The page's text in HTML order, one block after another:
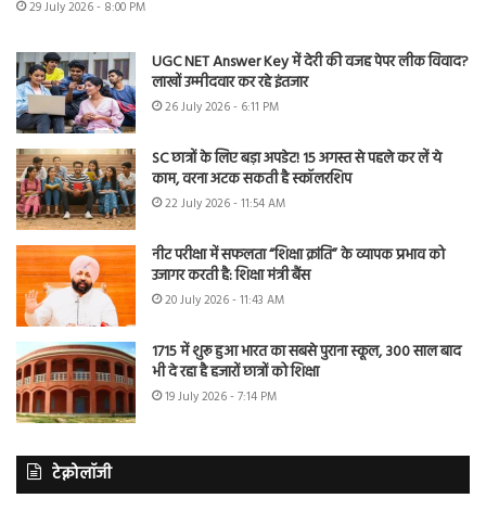
29 July 2026 - 8:00 PM
UGC NET Answer Key में देरी की वजह पेपर लीक विवाद?
लाखों उम्मीदवार कर रहे इंतजार
26 July 2026 - 6:11 PM
SC छात्रों के लिए बड़ा अपडेट! 15 अगस्त से पहले कर लें ये
काम, वरना अटक सकती है स्कॉलरशिप
22 July 2026 - 11:54 AM
नीट परीक्षा में सफलता “शिक्षा क्रांति” के व्यापक प्रभाव को
उजागर करती है: शिक्षा मंत्री बैंस
20 July 2026 - 11:43 AM
1715 में शुरू हुआ भारत का सबसे पुराना स्कूल, 300 साल बाद
भी दे रहा है हजारों छात्रों को शिक्षा
19 July 2026 - 7:14 PM
टेक्नोलॉजी